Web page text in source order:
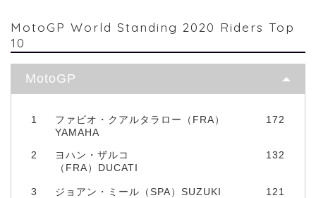
MotoGP World Standing 2020 Riders Top
10
MotoGP
1
ファビオ・クアルタラロー（FRA）
YAMAHA
172
2
ヨハン・ザルコ
（FRA）DUCATI
132
3 ジョアン・ミール（SPA）SUZUKI 121